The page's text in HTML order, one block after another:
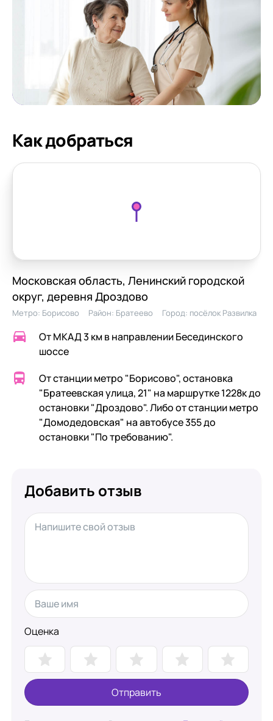
Как добраться
Московская область, Ленинский городской
округ, деревня Дроздово
Метро: Борисово Район: Братеево Город: посёлок Развилка
От МКАД 3 км в направлении Бесединского
шоссе
От станции метро "Борисово", остановка
"Братеевская улица, 21" на маршрутке 1228к до
остановки "Дроздово". Либо от станции метро
"Домодедовская" на автобусе 355 до
остановки "По требованию".
Добавить отзыв
Оценка
Отправить